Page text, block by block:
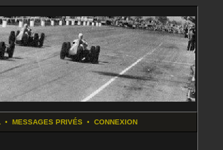
• MESSAGES PRIVÉS• CONNEXION